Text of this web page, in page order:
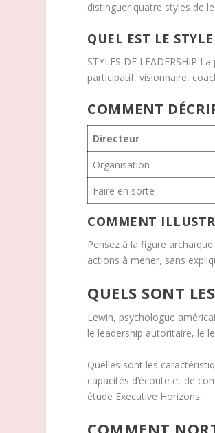
distinguer quatre styles de
QUEL EST LE
STYLES DE LEADERSHIP
participatif, visionnaire,
COMMENT
Directeur
Organisation
Faire en sorte
COMMENT
Pensez à la figure
actions à mener, sans
QUELS SONT
Lewin, psychologue
le leadership autoritaire, le
Quelles sont les
capacités d’écoute et de
étude Executive Horizons.